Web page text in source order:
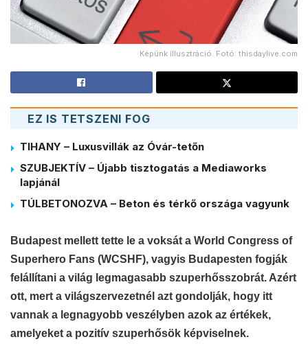
Képünk illusztráció. Fotó: thisdaylive.com
EZ IS TETSZENI FOG
TIHANY – Luxusvillák az Óvár-tetőn
SZUBJEKTÍV – Újabb tisztogatás a Mediaworks
lapjánál
TÚLBETONOZVA – Beton és térkő országa vagyunk
Budapest mellett tette le a voksát a World Congress of
Superhero Fans (WCSHF), vagyis Budapesten fogják
felállítani a világ legmagasabb szuperhősszobrát. Azért
ott, mert a világszervezetnél azt gondolják, hogy itt
vannak a legnagyobb veszélyben azok az értékek,
amelyeket a pozitív szuperhősök képviselnek.